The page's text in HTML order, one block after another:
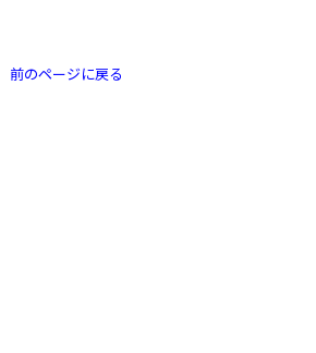
前のページに戻る